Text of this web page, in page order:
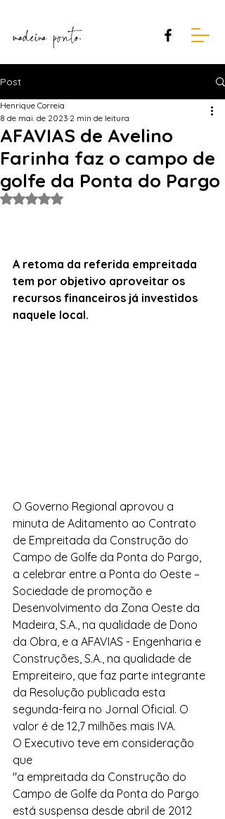
Post
AFAVIAS de Avelino
Farinha faz o campo de
golfe da Ponta do Pargo
Henrique Correia
8 de mai. de 2023 2 min de leitura
Avaliado com NaN de 5 estrelas.
A retoma da referida empreitada
tem por objetivo aproveitar os
recursos financeiros já investidos
naquele local.
O Governo Regional aprovou a
minuta de Aditamento ao Contrato
de Empreitada da Construção do
Campo de Golfe da Ponta do Pargo,
a celebrar entre a Ponta do Oeste –
Sociedade de promoção e
Desenvolvimento da Zona Oeste da
Madeira, S.A., na qualidade de Dono
da Obra, e a AFAVIAS - Engenharia e
Construções, S.A., na qualidade de
Empreiteiro, que faz parte integrante
da Resolução publicada esta
segunda-feira no Jornal Oficial. O
valor é de 12,7 milhões mais IVA.
O Executivo teve em consideração
que
"a empreitada da Construção do
Campo de Golfe da Ponta do Pargo
está suspensa desde abril de 2012